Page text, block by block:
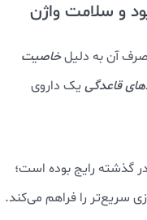
آن به دلیلخاصیت
قاعدگی یک داروی
در گذشته رایج بوده است؛
سریع‌تر را فراهم می‌کند.